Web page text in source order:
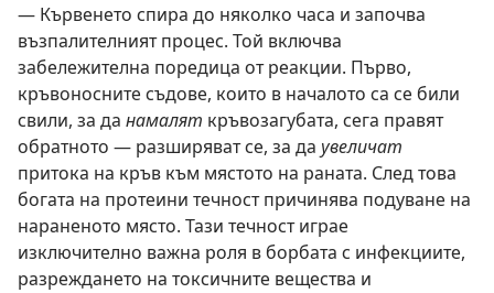
— Кървенето спира до няколко часа и започва
възпалителният процес. Той включва
забележителна поредица от реакции. Първо,
кръвоносните съдове, които в началото са се били
свили, за да намалят кръвозагубата, сега правят
обратното — разширяват се, за да увеличат
притока на кръв към мястото на раната. След това
богата на протеини течност причинява подуване на
нараненото място. Тази течност играе
изключително важна роля в борбата с инфекциите,
разреждането на токсичните вещества и